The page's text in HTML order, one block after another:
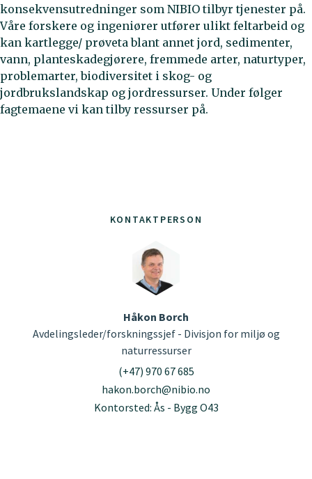
KONTAKTPERSON
Håkon Borch
Avdelingsleder/forskningssjef - Divisjon for miljø og
naturressurser
(+47) 970 67 685
hakon.borch@nibio.no
Kontorsted: Ås - Bygg O43
konsekvensutredninger som NIBIO tilbyr tjenester på.
Våre forskere og ingeniører utfører ulikt feltarbeid og
kan kartlegge/ prøveta blant annet jord, sedimenter,
vann, planteskadegjørere, fremmede arter, naturtyper,
problemarter, biodiversitet i skog- og
jordbrukslandskap og jordressurser. Under følger
fagtemaene vi kan tilby ressurser på.